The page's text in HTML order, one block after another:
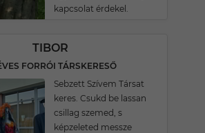
kapcsolat érdekel.
TIBOR
FORRÓI TÁRSKERESŐ
Sebzett Szívem Társat
keres. Csukd be lassan
csillag szemed, s
képzeleted messze